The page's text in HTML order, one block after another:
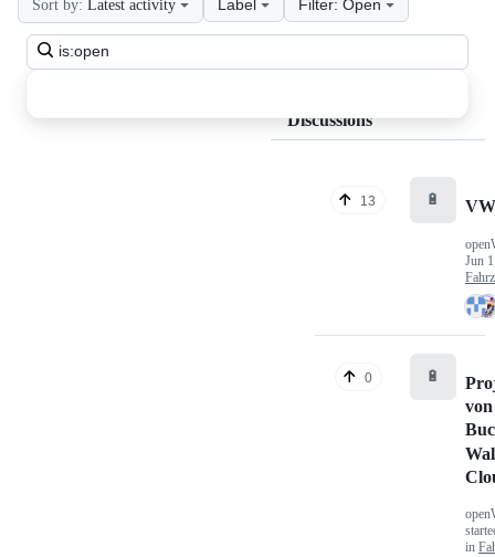
Search
all
Sort by: Latest activity Label Filter: Open
Discussions
13 🔋
Jun
0 🔋
in